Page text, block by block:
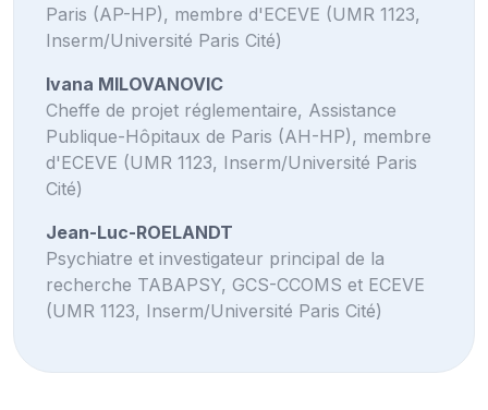
Paris (AP-HP), membre d'ECEVE (UMR 1123,
Inserm/Université Paris Cité)
Ivana MILOVANOVIC
Cheffe de projet réglementaire, Assistance
Publique-Hôpitaux de Paris (AH-HP), membre
d'ECEVE (UMR 1123, Inserm/Université Paris
Cité)
Jean-Luc-ROELANDT
Psychiatre et investigateur principal de la
recherche TABAPSY, GCS-CCOMS et ECEVE
(UMR 1123, Inserm/Université Paris Cité)